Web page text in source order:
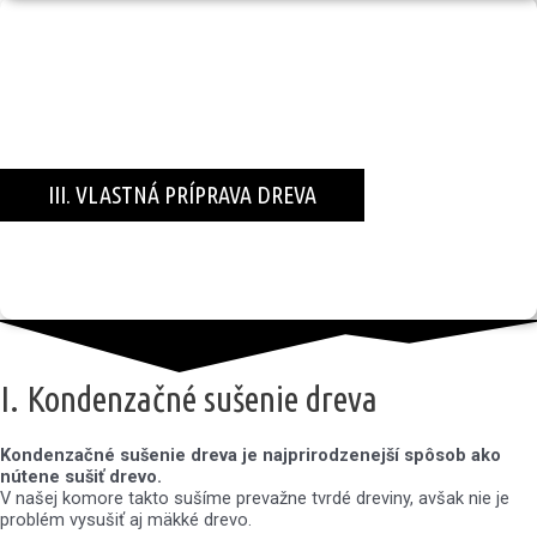
III. VLASTNÁ PRÍPRAVA DREVA
domácemu majstrovi
I. Kondenzačné sušenie dreva
Kondenzačné sušenie dreva je najprirodzenejší spôsob ako
nútene sušiť drevo.
V našej komore takto sušíme prevažne tvrdé dreviny, avšak nie je
problém vysušiť aj mäkké drevo.